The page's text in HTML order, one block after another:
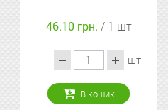
46.10 грн. / 1 шт
шт
В кошик